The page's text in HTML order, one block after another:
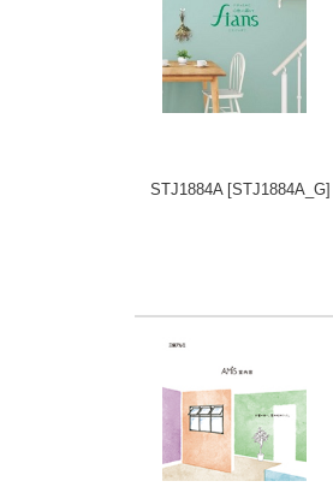
STJ1884A [STJ1884A_G]